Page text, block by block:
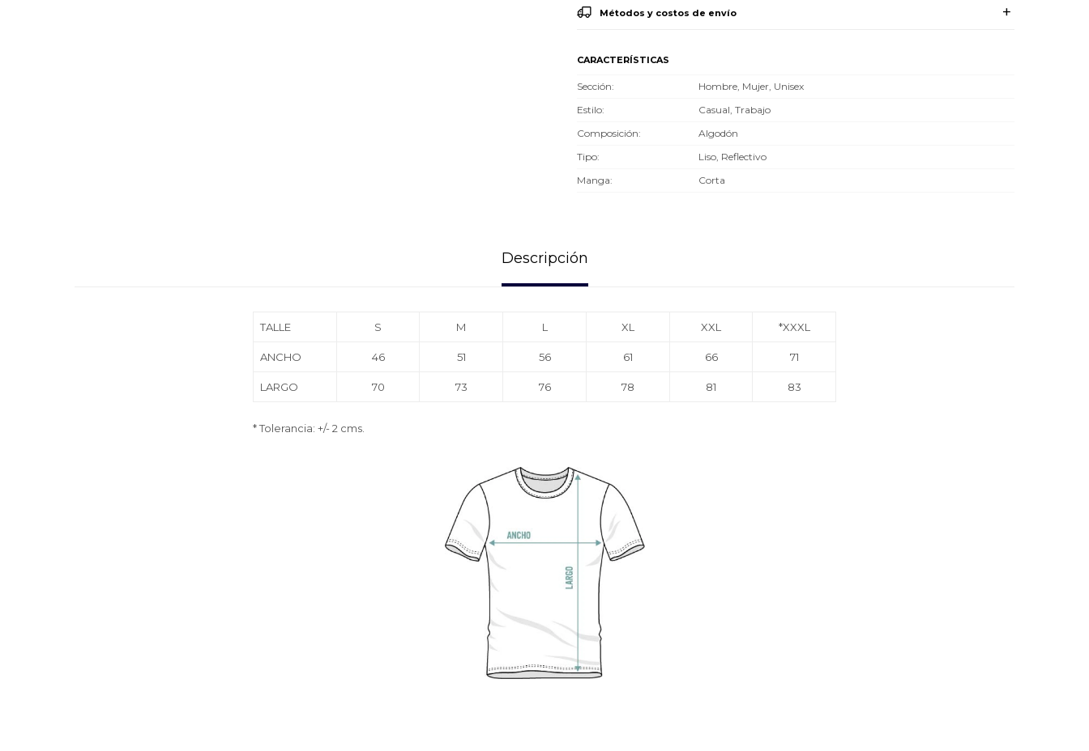
Métodos y costos de envío
CARACTERÍSTICAS
Sección
Hombre, Mujer, Unisex
Estilo
Casual, Trabajo
Composición
Algodón
Tipo
Liso, Reflectivo
Manga
Corta
Descripción
TALLE S M L XL XXL *XXXL
ANCHO 46 51 56 61 66 71
LARGO 70 73 76 78 81 83
* Tolerancia: +/- 2 cms.